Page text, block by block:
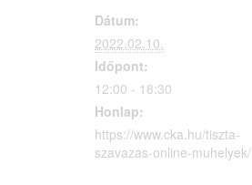
Dátum:
2022.02.10.
Időpont:
12:00 - 18:30
Honlap:
https://www.cka.hu/tiszta-
szavazas-online-muhelyek/